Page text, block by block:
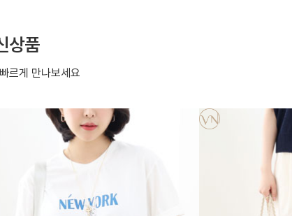
상품
르게 만나보세요